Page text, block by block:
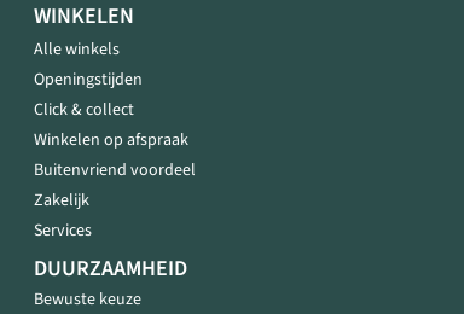
WINKELEN
Alle winkels
Openingstijden
Click & collect
Winkelen op afspraak
Buitenvriend voordeel
Zakelijk
Services
DUURZAAMHEID
Bewuste keuze